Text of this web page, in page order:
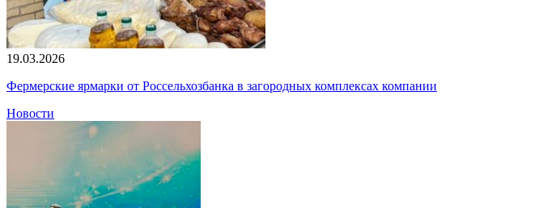
19.03.2026
Фермерские ярмарки от Россельхозбанка в загородных комплексах компании
Новости